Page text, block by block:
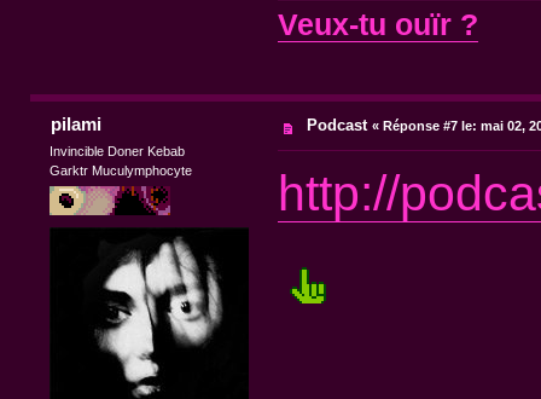
Veux-tu ouïr ?
pilami
Invincible Doner Kebab
Garktr Muculymphocyte
Podcast «Réponse #7 le: mai 02,
http://